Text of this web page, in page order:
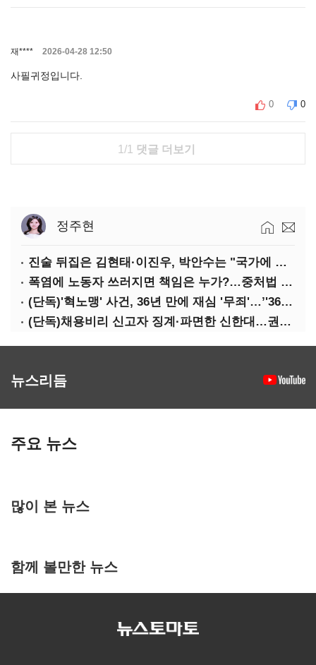
재**** 2026-04-28 12:50
사필귀정입니다.
0 0
1/1 댓글 더보기
정주현
진술 뒤집은 김현태·이진우, 박안수는 "국가에 헌신"…법정서 드러난 군 수뇌부의 민낯
폭염에 노동자 쓰러지면 책임은 누가?…중처법 처벌될까?
(단독)'혁노맹' 사건, 36년 만에 재심 '무죄'…’'36시간 불법구금·자백강요' 인정
(단독)채용비리 신고자 징계·파면한 신한대…권익위 제동에도 갈등 계속
뉴스리듬
주요 뉴스
많이 본 뉴스
함께 볼만한 뉴스